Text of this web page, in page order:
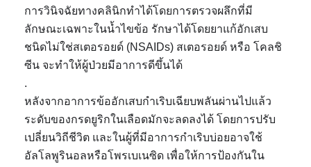
การวินิจฉัยทางคลินิกทำได้โดยการตรวจผลึกที่มี
ลักษณะเฉพาะในน้ำไขข้อ รักษาได้โดยยาแก้อักเสบ
ชนิดไม่ใช่สเตอรอยด์ (NSAIDs) สเตอรอยด์ หรือ โคลชิ
ซีน จะทำให้ผู้ป่วยมีอาการดีขึ้นได้
.
หลังจากอาการข้ออักเสบกำเริบเฉียบพลันผ่านไปแล้ว
ระดับของกรดยูริกในเลือดมักจะลดลงได้ โดยการปรับ
เปลี่ยนวิถีชีวิต และในผู้ที่มีอาการกำเริบบ่อยอาจใช้
อัลโลพูรินอลหรือโพรเบเนซิด เพื่อให้การป้องกันใน